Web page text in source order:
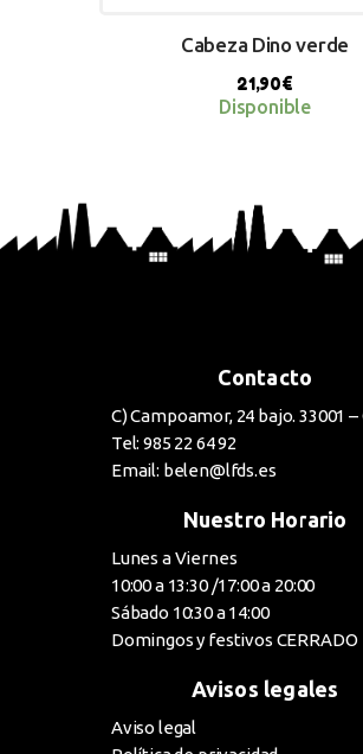
Cabeza Dino verde
21,90€
Disponible
Contacto
C) Campoamor, 24 bajo. 33001
Tel: 985 22 64 92
Email: belen@lfds.es
Nuestro Horario
Lunes a Viernes
10:00 a 13:30 /17:00 a 20:00
Sábado 10:30 a 14:00
Domingos y festivos CERRADO
Avisos legales
Aviso legal